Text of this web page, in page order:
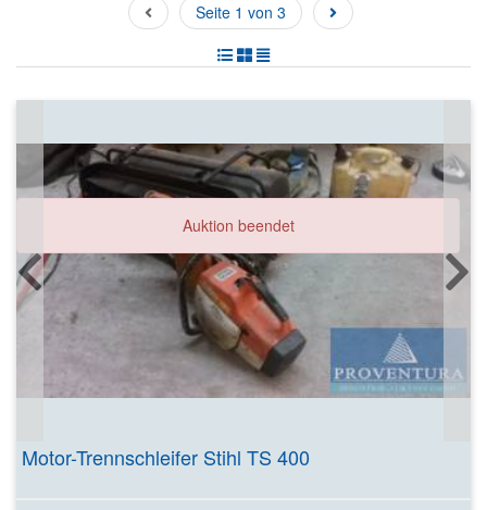
Seite 1 von 3
Auktion beendet
Motor-Trennschleifer Stihl TS 400